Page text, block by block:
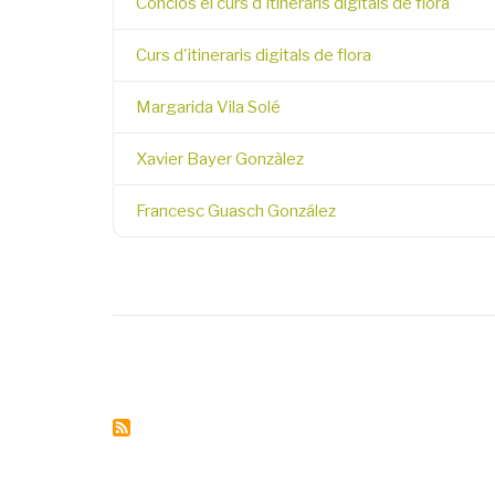
Curs d'itineraris digitals de flora
Margarida Vila Solé
Xavier Bayer Gonzàlez
Francesc Guasch González